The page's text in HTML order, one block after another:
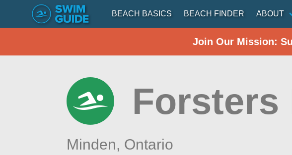
BEACH BASICS BEACH FINDER ABOUT
Join Our Mission:
Forsters
Minden, Ontario